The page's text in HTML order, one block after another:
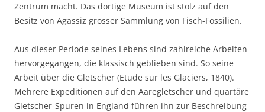
Zentrum macht. Das dortige Museum ist stolz auf den
Besitz von Agassiz grosser Sammlung von Fisch-Fossilien.
Aus dieser Periode seines Lebens sind zahlreiche Arbeiten
hervorgegangen, die klassisch geblieben sind. So seine
Arbeit über die Gletscher (Etude sur les Glaciers, 1840).
Mehrere Expeditionen auf den Aaregletscher und quartäre
Gletscher-Spuren in England führen ihn zur Beschreibung